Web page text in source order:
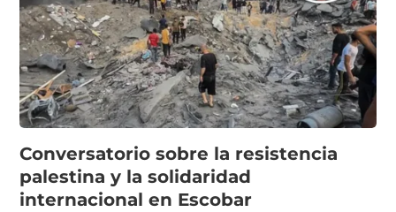
Conversatorio sobre la resistencia
palestina y la solidaridad
internacional en Escobar